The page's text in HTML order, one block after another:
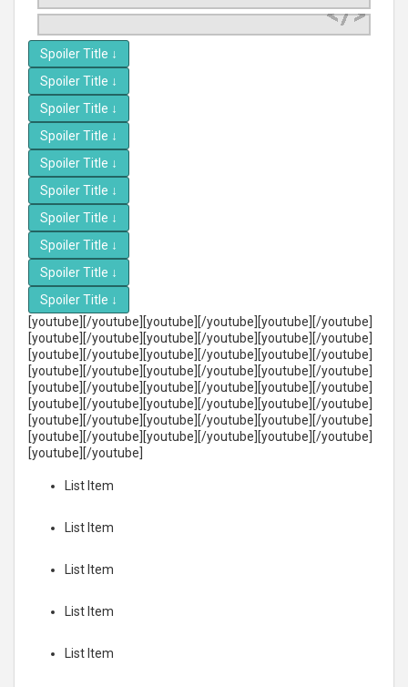
Spoiler Title ↓
Spoiler Title ↓
Spoiler Title ↓
Spoiler Title ↓
Spoiler Title ↓
Spoiler Title ↓
Spoiler Title ↓
Spoiler Title ↓
Spoiler Title ↓
Spoiler Title ↓
[youtube][/youtube][youtube][/youtube][youtube][/youtube]
[youtube][/youtube][youtube][/youtube][youtube][/youtube]
[youtube][/youtube][youtube][/youtube][youtube][/youtube]
[youtube][/youtube][youtube][/youtube][youtube][/youtube]
[youtube][/youtube][youtube][/youtube][youtube][/youtube]
[youtube][/youtube][youtube][/youtube][youtube][/youtube]
[youtube][/youtube][youtube][/youtube][youtube][/youtube]
[youtube][/youtube][youtube][/youtube][youtube][/youtube]
[youtube][/youtube]
List Item
List Item
List Item
List Item
List Item